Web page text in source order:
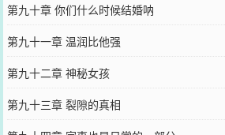
第九十章 你们什么时候结婚呐
第九十一章 温润比他强
第九十二章 神秘女孩
第九十三章 裂隙的真相